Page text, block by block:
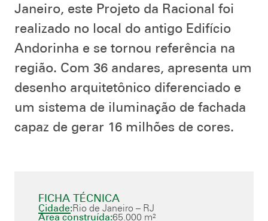
Janeiro, este Projeto da Racional foi
realizado no local do antigo Edifício
Andorinha e se tornou referência na
região. Com 36 andares, apresenta um
desenho arquitetônico diferenciado e
um sistema de iluminação de fachada
capaz de gerar 16 milhões de cores.
FICHA TÉCNICA
Cidade:Rio de Janeiro – RJ
Área construída:65.000 m²